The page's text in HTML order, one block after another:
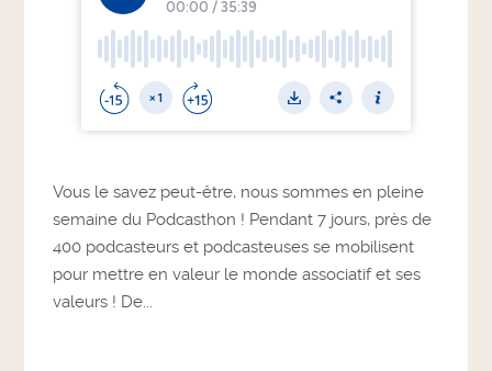
Vous le savez peut-être, nous sommes en pleine
semaine du Podcasthon ! Pendant 7 jours, près de
400 podcasteurs et podcasteuses se mobilisent
pour mettre en valeur le monde associatif et ses
valeurs ! De...